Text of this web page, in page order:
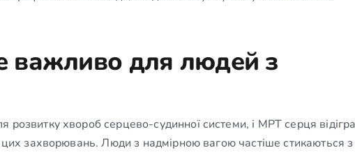
важливо для людей з
хвороб серцево-судинної системи, і МРТ серця
цих захворювань. Люди з надмірною вагою частіше стикаються з